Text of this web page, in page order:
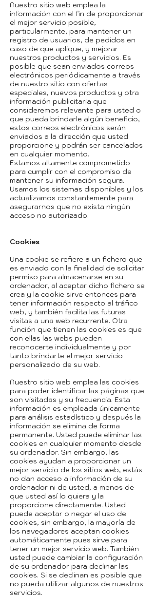
Nuestro sitio web emplea la
información con el fin de proporcionar
el mejor servicio posible,
particularmente, para mantener un
registro de usuarios, de pedidos en
caso de que aplique, y mejorar
nuestros productos y servicios. Es
posible que sean enviados correos
electrónicos periódicamente a través
de nuestro sitio con ofertas
especiales, nuevos productos y otra
información publicitaria que
consideremos relevante para usted o
que pueda brindarle algún beneficio,
estos correos electrónicos serán
enviados a la dirección que usted
proporcione y podrán ser cancelados
en cualquier momento.
Estamos altamente comprometido
para cumplir con el compromiso de
mantener su información segura.
Usamos los sistemas disponibles y los
actualizamos constantemente para
asegurarnos que no exista ningún
acceso no autorizado.
Cookies
Una cookie se refiere a un fichero que
es enviado con la finalidad de solicitar
permiso para almacenarse en su
ordenador, al aceptar dicho fichero se
crea y la cookie sirve entonces para
tener información respecto al tráfico
web, y también facilita las futuras
visitas a una web recurrente. Otra
función que tienen las cookies es que
con ellas las webs pueden
reconocerte individualmente y por
tanto brindarte el mejor servicio
personalizado de su web.
Nuestro sitio web emplea las cookies
para poder identificar las páginas que
son visitadas y su frecuencia. Esta
información es empleada únicamente
para análisis estadístico y después la
información se elimina de forma
permanente. Usted puede eliminar las
cookies en cualquier momento desde
su ordenador. Sin embargo, las
cookies ayudan a proporcionar un
mejor servicio de los sitios web, estás
no dan acceso a información de su
ordenador ni de usted, a menos de
que usted así lo quiera y la
proporcione directamente. Usted
puede aceptar o negar el uso de
cookies, sin embargo, la mayoría de
los navegadores aceptan cookies
automáticamente pues sirve para
tener un mejor servicio web. También
usted puede cambiar la configuración
de su ordenador para declinar las
cookies. Si se declinan es posible que
no pueda utilizar algunos de nuestros
servicios.